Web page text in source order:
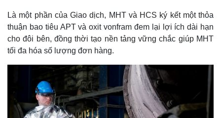
Là một phần của Giao dịch, MHT và HCS ký kết một thỏa
thuận bao tiêu APT và oxit vonfram đem lại lợi ích dài hạn
cho đôi bên, đồng thời tạo nền tảng vững chắc giúp MHT
tối đa hóa số lượng đơn hàng.